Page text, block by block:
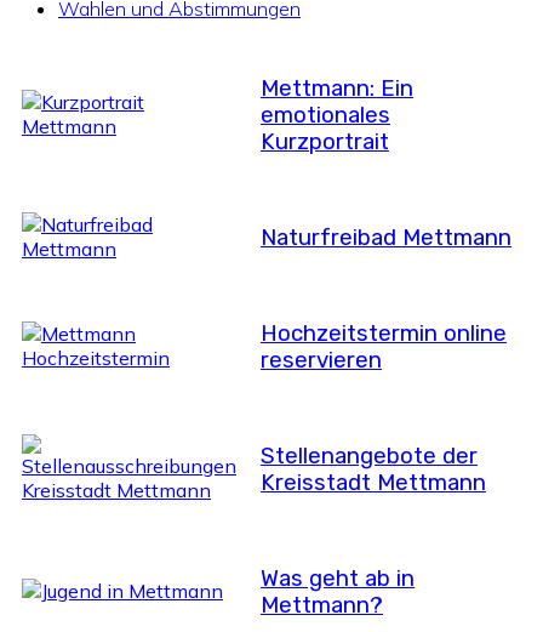
Wahlen und Abstimmungen
Mettmann: Ein
emotionales
Kurzportrait
Naturfreibad Mettmann
Hochzeitstermin online
reservieren
Stellenangebote der
Kreisstadt Mettmann
Was geht ab in
Mettmann?